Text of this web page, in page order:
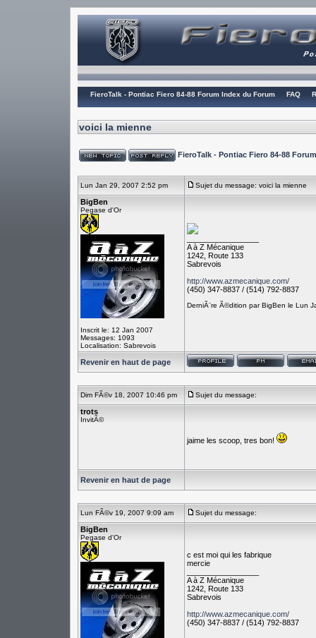
FieroTalk - Pontiac Fiero 84-88 Forum Index du Forum FAQ
voici la mienne
FieroTalk - Pontiac Fiero 84-88
Lun Jan 29, 2007 2:52 pm Sujet du message: voici la mienne
BigBen
Pegase d'Or
Inscrit le: 12 Jan 2007
Messages: 1093
Localisation: Sabrevois
A à Z Mécanique
1242, Route 133
Sabrevois
http://www.azmecanique.com/
(450) 347-8837 / (514) 792-8837
DerniÃ¨re Ã©dition par BigBen le Lun
Revenir en haut de page
Dim FÃ©v 18, 2007 10:46 pm Sujet du message:
trots
InvitÃ©
jaime les scoop, tres bon!
Revenir en haut de page
Lun FÃ©v 19, 2007 9:09 am Sujet du message:
BigBen
Pegase d'Or
c est moi qui les fabrique
mercie
A à Z Mécanique
1242, Route 133
Sabrevois
http://www.azmecanique.com/
(450) 347-8837 / (514) 792-8837